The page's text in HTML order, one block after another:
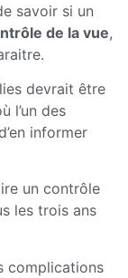
savoir si un
de la vue,
devrait être
l’un des
informer
un contrôle
les trois ans
complications